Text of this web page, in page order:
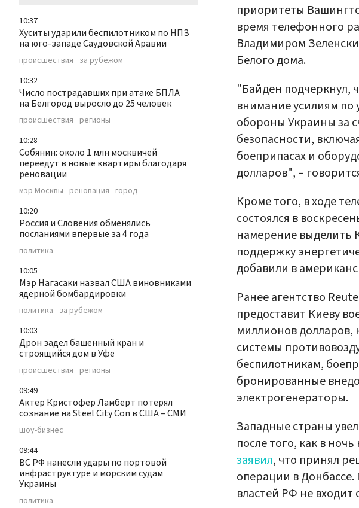
10:37
Хуситы ударили беспилотником по НПЗ
на юго-западе Саудовской Аравии
происшествия за рубежом
10:32
Число пострадавших при атаке БПЛА
на Белгород выросло до 25 человек
происшествия регионы
10:28
Собянин: около 1 млн москвичей
переедут в новые квартиры благодаря
реновации
мэр Москвы реновация город
10:20
Россия и Словения обменялись
посланиями впервые за 4 года
политика
10:05
Мэр Нагасаки назвал США виновниками
ядерной бомбардировки
политика за рубежом
10:03
Дрон задел башенный кран и
строящийся дом в Уфе
происшествия регионы
09:49
Актер Кристофер Ламберт потерял
сознание на Steel City Con в США – СМИ
шоу-бизнес
09:44
ВС РФ нанесли удары по портовой
инфраструктуре и морским судам
Украины
политика
приоритеты
время телефонного
Владимиром
Белого дома.
"Байден подчеркнул,
внимание усилиям
обороны Украины за
безопасности,
боеприпасах и
долларов", –
Кроме того, в ходе
состоялся в
намерение выделить
поддержку
добавили в
Ранее агентство
предоставит Киеву
миллионов долларов,
системы
беспилотникам,
бронированные
электрогенераторы.
Западные страны
после того, как в
заявил, что принял
операции в
властей РФ не